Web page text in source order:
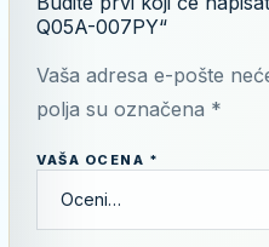
Q05A-007PY“
Vaša adresa e-pošte
polja su označena *
VAŠA OCENA *